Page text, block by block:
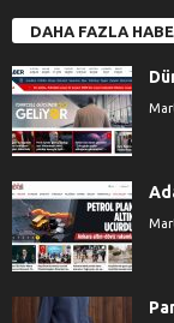
DAHA FAZLA